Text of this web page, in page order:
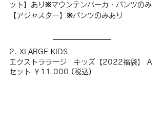
ット】あり※マウンテンパーカ・パンツのみ
【アジャスター】※パンツのみあり
2. XLARGE KIDS
エクストララージ　キッズ【2022福袋】 A
セット ￥11,000 (税込)